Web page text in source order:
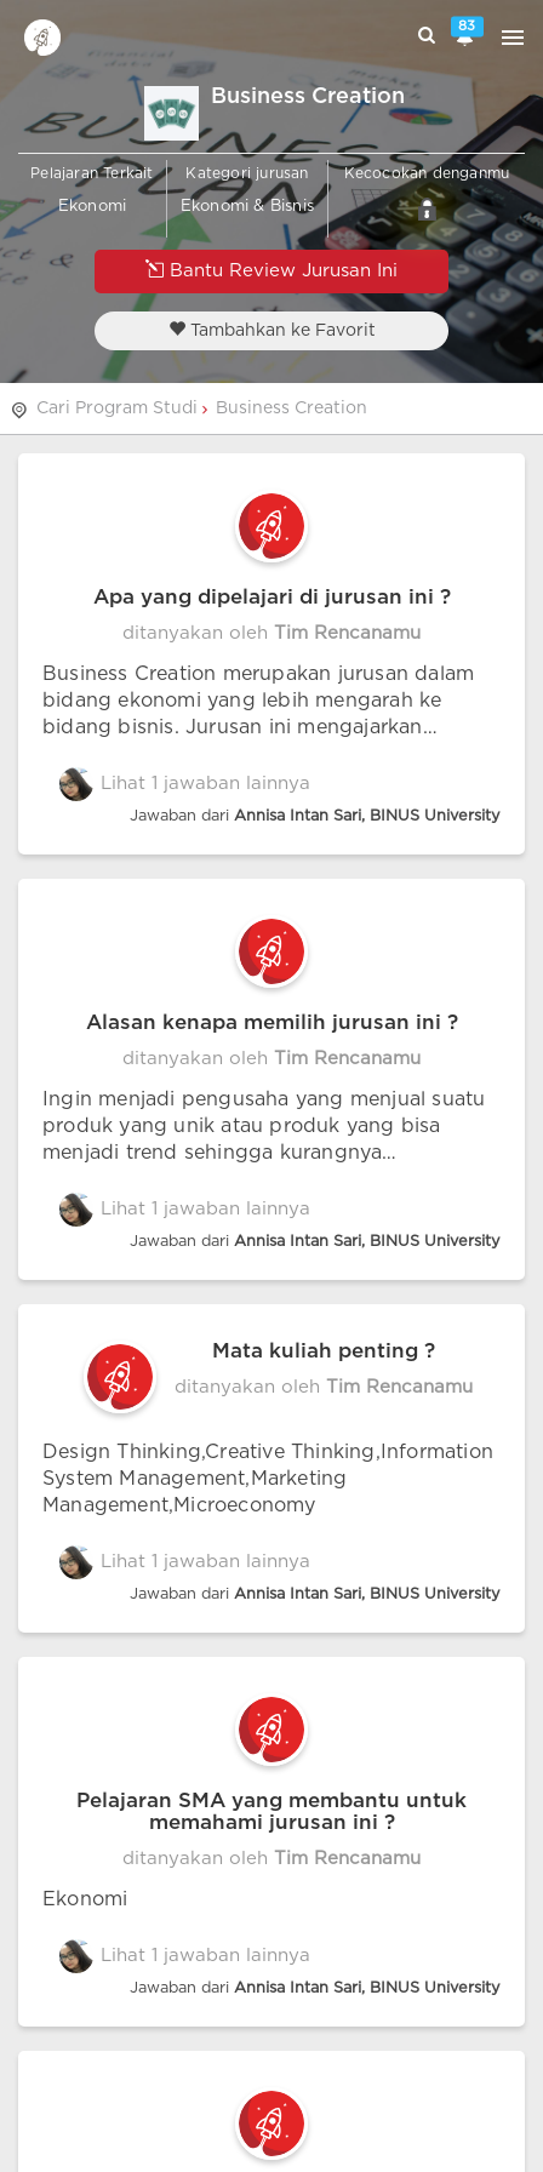
83
Business Creation
Pelajaran Terkait
Ekonomi
Kategori jurusan
Ekonomi & Bisnis
Kecocokan denganmu
Bantu Review Jurusan Ini
Tambahkan ke Favorit
Cari Program Studi Business Creation
Apa yang dipelajari di jurusan ini ?
ditanyakan oleh Tim Rencanamu
Business Creation merupakan jurusan dalam
bidang ekonomi yang lebih mengarah ke
bidang bisnis. Jurusan ini mengajarkan
menciptakan ide kreatif disetiap produk atau
usaha yang akan kita buat. Hal ini dilakukan
tambah,mendobrak trend terbaru di produk
Lihat 1 jawaban lainnya
Jawaban dari Annisa Intan Sari, BINUS University
Alasan kenapa memilih jurusan ini ?
ditanyakan oleh Tim Rencanamu
Ingin menjadi pengusaha yang menjual suatu
produk yang unik atau produk yang bisa
menjadi trend sehingga kurangnya
Lihat 1 jawaban lainnya
Jawaban dari Annisa Intan Sari, BINUS University
Mata kuliah penting ?
ditanyakan oleh Tim Rencanamu
Design Thinking,Creative Thinking,Information
System Management,Marketing
Management,Microeconomy
Lihat 1 jawaban lainnya
Jawaban dari Annisa Intan Sari, BINUS University
Pelajaran SMA yang membantu untuk
memahami jurusan ini ?
ditanyakan oleh Tim Rencanamu
Ekonomi
Lihat 1 jawaban lainnya
Jawaban dari Annisa Intan Sari, BINUS University